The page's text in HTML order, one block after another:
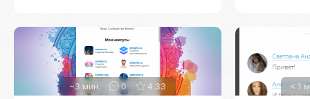
~3 мин. 0 4.33 < 1